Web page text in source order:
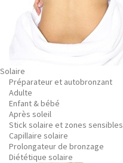
Solaire
Préparateur et autobronzant
Adulte
Enfant & bébé
Après soleil
Stick solaire et zones sensibles
Capillaire solaire
Prolongateur de bronzage
Diététique solaire